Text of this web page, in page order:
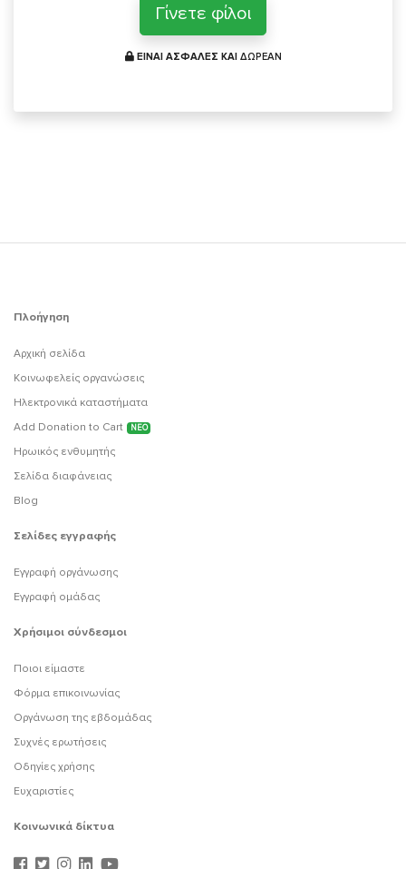
Γίνετε φίλοι
ΕΙΝΑΙ ΑΣΦΑΛΕΣ ΚΑΙ ΔΩΡΕΑΝ
Πλοήγηση
Αρχική σελίδα
Κοινωφελείς οργανώσεις
Ηλεκτρονικά καταστήματα
Add Donation to Cart
ΝΕΟ
Ηρωικός ενθυμητής
Σελίδα διαφάνειας
Blog
Σελίδες εγγραφής
Εγγραφή οργάνωσης
Εγγραφή ομάδας
Χρήσιμοι σύνδεσμοι
Ποιοι είμαστε
Φόρμα επικοινωνίας
Οργάνωση της εβδομάδας
Συχνές ερωτήσεις
Οδηγίες χρήσης
Ευχαριστίες
Κοινωνικά δίκτυα